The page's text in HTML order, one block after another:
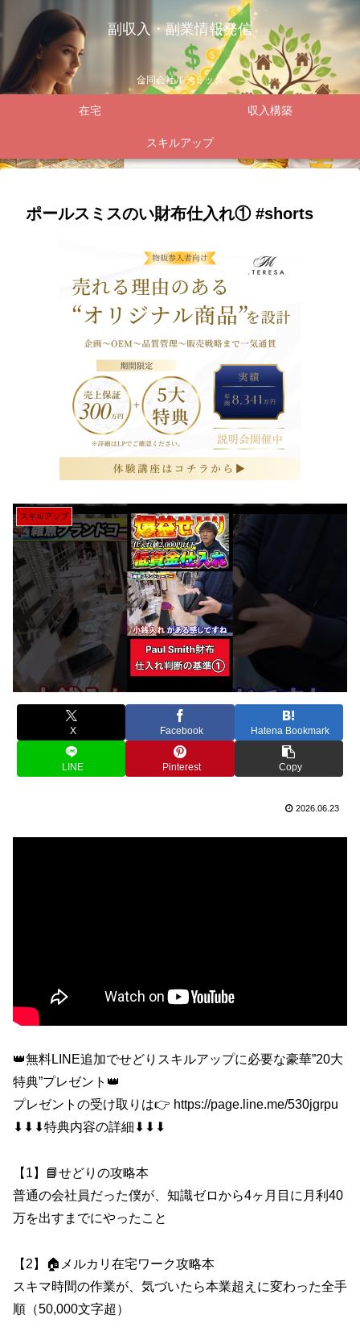
副収入・副業情報発信
合同会社ルテミック
在宅 収入構築
スキルアップ
ポールスミスのい財布仕入れ① #shorts
スキルアップ
X Facebook Hatena Bookmark
LINE Pinterest Copy
2026.06.23
👑無料LINE追加でせどりスキルアップに必要な豪華”20大
特典”プレゼント👑
プレゼントの受け取りは👉 https://page.line.me/530jgrpu
⬇︎⬇︎⬇︎特典内容の詳細⬇︎⬇︎⬇︎
【1】📘せどりの攻略本
普通の会社員だった僕が、知識ゼロから4ヶ月目に月利40
万を出すまでにやったこと
【2】🏠メルカリ在宅ワーク攻略本
スキマ時間の作業が、気づいたら本業超えに変わった全手
順（50,000文字超）